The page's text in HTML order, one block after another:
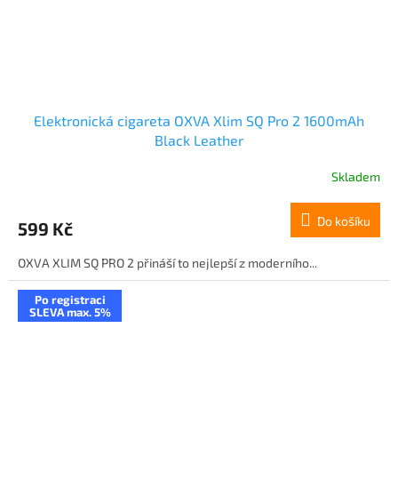
Elektronická cigareta OXVA Xlim SQ Pro 2 1600mAh
Black Leather
Skladem
599 Kč Do košíku
OXVA XLIM SQ PRO 2 přináší to nejlepší z moderního...
Po registraci
SLEVA max. 5%